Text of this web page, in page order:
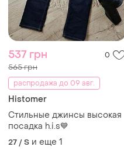
537 грн 0
565 грн
распродажа до 09 авг.
Histomer
Стильные джинсы высокая
посадка h.i.s💙
27 / S и еще 1